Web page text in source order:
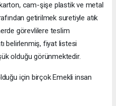
cam-şişe plastik ve metal
getirilmek suretiyle atık
görevlilere teslim
belirlenmiş, fiyat listesi
olduğu görünmektedir.
için birçok Emekli insan